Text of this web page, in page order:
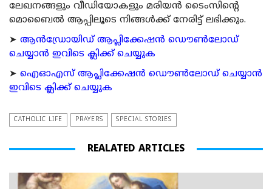
ലേഖനങ്ങളും വീഡിയോകളും മരിയന്‍ ടൈംസിന്റെ
മൊബൈല്‍ ആപ്പിലൂടെ നിങ്ങള്‍ക്ക് നേരിട്ട് ലഭിക്കും.
➤ ആന്‍ഡ്രോയിഡ് ആപ്ലിക്കേഷന്‍ ഡൌണ്‍ലോഡ്
ചെയ്യാന്‍ ഇവിടെ ക്ലിക്ക് ചെയ്യുക
➤ ഐഓഎസ് ആപ്ലിക്കേഷന്‍ ഡൌണ്‍ലോഡ് ചെയ്യാന്‍
ഇവിടെ ക്ലിക്ക് ചെയ്യുക
CATHOLIC LIFE PRAYERS SPECIAL STORIES
REALATED ARTICLES